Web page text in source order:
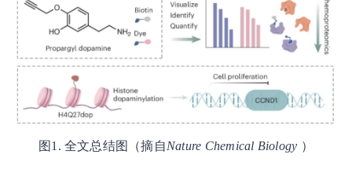
图1. 全文总结图（摘自Nature Chemical Biology ）